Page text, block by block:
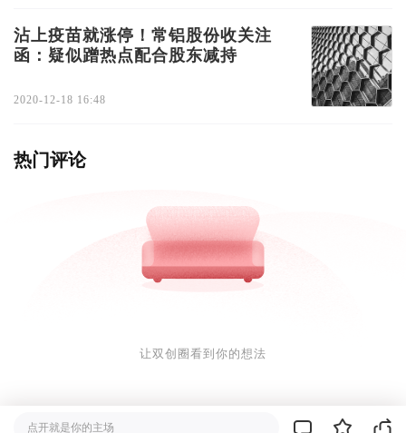
沾上疫苗就涨停！常铝股份收关注
函：疑似蹭热点配合股东减持
2020-12-18 16:48
热门评论
让双创圈看到你的想法
点开就是你的主场